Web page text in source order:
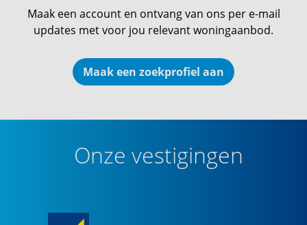
Maak een account en ontvang van ons per e-mail
updates met voor jou relevant woningaanbod.
Maak een zoekprofiel aan
Onze vestigingen